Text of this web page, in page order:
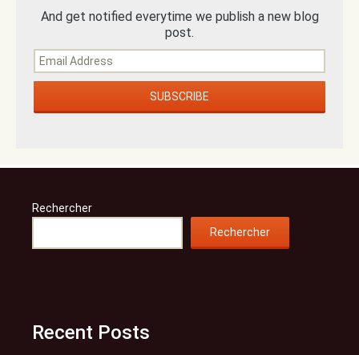
And get notified everytime we publish a new blog
post.
Rechercher
Rechercher
Recent Posts